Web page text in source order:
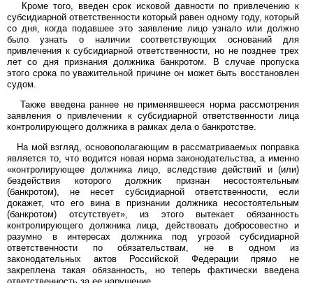
Кроме того, введен срок исковой давности по привлечению к
субсидиарной ответственности который равен одному году, который
со дня, когда подавшее это заявление лицо узнало или должно
было узнать о наличии соответствующих оснований для
привлечения к субсидиарной ответственности, но не позднее трех
лет со дня признания должника банкротом. В случае пропуска
этого срока по уважительной причине он может быть восстановлен
судом.
Также введена раннее не применявшееся норма рассмотрения
заявления о привлечении к субсидиарной ответственности лица
контролирующего должника в рамках дела о банкротстве.
На мой взгляд, основополагающим в рассматриваемых поправка
является то, что водится новая норма законодательства, а именно
«контролирующее должника лицо, вследствие действий и (или)
бездействия которого должник признан несостоятельным
(банкротом), не несет субсидиарной ответственности, если
докажет, что его вина в признании должника несостоятельным
(банкротом) отсутствует», из этого вытекает обязанность
контролирующего должника лица, действовать добросовестно и
разумно в интересах должника под угрозой субсидиарной
ответственности по обязательствам, не в одном из
законодательных актов Российской Федерации прямо не
закреплена такая обязанность, но теперь фактически введена